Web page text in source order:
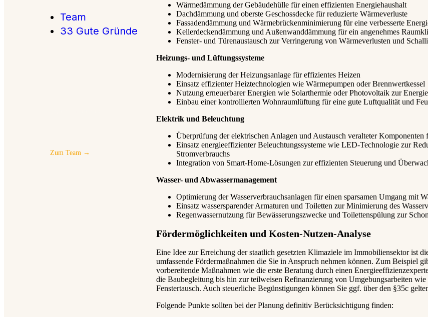
Team
33 Gute Gründe
Lernen Sie das Team kennen
Zum Team →
Wärmedämmung der Gebäudehülle für einen effizienten Energiehaushalt
Dachdämmung und oberste Geschossdecke für reduzierte Wärmeverluste
Fassadendämmung und Wärmebrückenminimierung für eine verbesserte
Kellerdeckendämmung und Außenwanddämmung für ein angenehmes
Fenster- und Türenaustausch zur Verringerung von Wärmeverlusten und
Heizungs- und Lüftungssysteme
Modernisierung der Heizungsanlage für effizientes Heizen
Einsatz effizienter Heiztechnologien wie Wärmepumpen oder Brennwertkessel
Nutzung erneuerbarer Energien wie Solarthermie oder Photovoltaik zur
Einbau einer kontrollierten Wohnraumlüftung für eine gute Luftqualität und
Elektrik und Beleuchtung
Überprüfung der elektrischen Anlagen und Austausch veralteter Komponenten
Einsatz energieeffizienter Beleuchtungssysteme wie LED-Technologie zur
Stromverbrauchs
Integration von Smart-Home-Lösungen zur effizienten Steuerung und
Wasser- und Abwassermanagement
Optimierung der Wasserverbrauchsanlagen für einen sparsamen Umgang mit
Einsatz wassersparender Armaturen und Toiletten zur Minimierung des
Regenwassernutzung für Bewässerungszwecke und Toilettenspülung zur
Fördermöglichkeiten und Kosten-Nutzen-Analyse
Eine Idee zur Erreichung der staatlich gesetzten Klimaziele im Immobiliensektor ist
umfassende Fördermaßnahmen die Sie in Anspruch nehmen können. Zum Beispiel
vorbereitende Maßnahmen wie die erste Beratung durch einen
die Baubegleitung bis hin zur teilweisen Refinanzierung von Umgebungsarbeiten
Fenstertausch. Auch steuerliche Begünstigungen können Sie ggf. über den §35c
Folgende Punkte sollten bei der Planung definitiv Berücksichtigung finden: